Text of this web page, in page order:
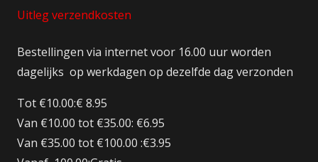
Uitleg verzendkosten
Bestellingen via internet voor 16.00 uur worden
dagelijks op werkdagen op dezelfde dag verzonden
Tot €10.00:€ 8.95
Van €10.00 tot €35.00: €6.95
Van €35.00 tot €100.00 :€3.95